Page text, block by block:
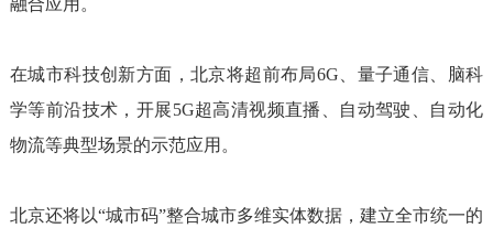
融合应用。
在城市科技创新方面，北京将超前布局6G、量子通信、脑科
学等前沿技术，开展5G超高清视频直播、自动驾驶、自动化
物流等典型场景的示范应用。
北京还将以“城市码”整合城市多维实体数据，建立全市统一的